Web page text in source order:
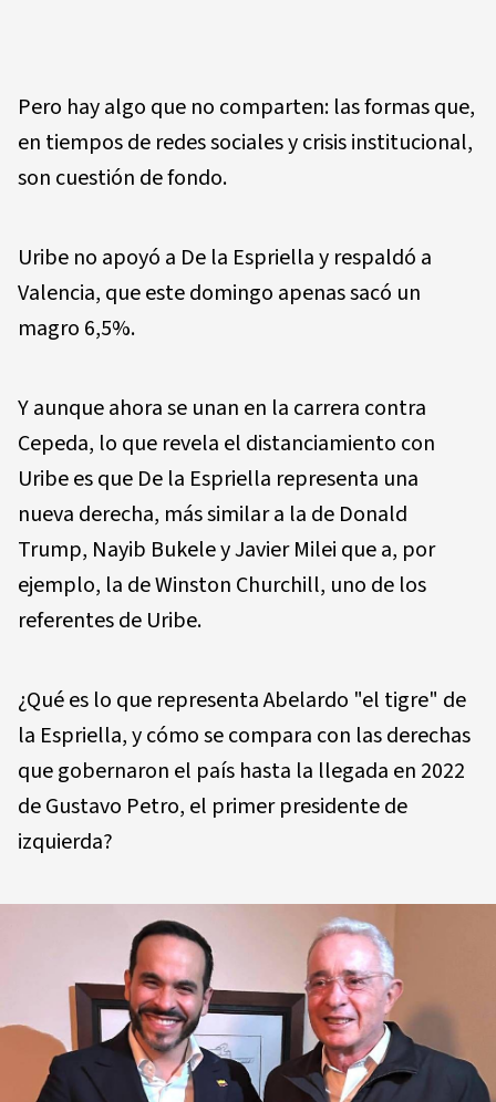
Pero hay algo que no comparten: las formas que,
en tiempos de redes sociales y crisis institucional,
son cuestión de fondo.
Uribe no apoyó a De la Espriella y respaldó a
Valencia, que este domingo apenas sacó un
magro 6,5%.
Y aunque ahora se unan en la carrera contra
Cepeda, lo que revela el distanciamiento con
Uribe es que De la Espriella representa una
nueva derecha, más similar a la de Donald
Trump, Nayib Bukele y Javier Milei que a, por
ejemplo, la de Winston Churchill, uno de los
referentes de Uribe.
¿Qué es lo que representa Abelardo "el tigre" de
la Espriella, y cómo se compara con las derechas
que gobernaron el país hasta la llegada en 2022
de Gustavo Petro, el primer presidente de
izquierda?